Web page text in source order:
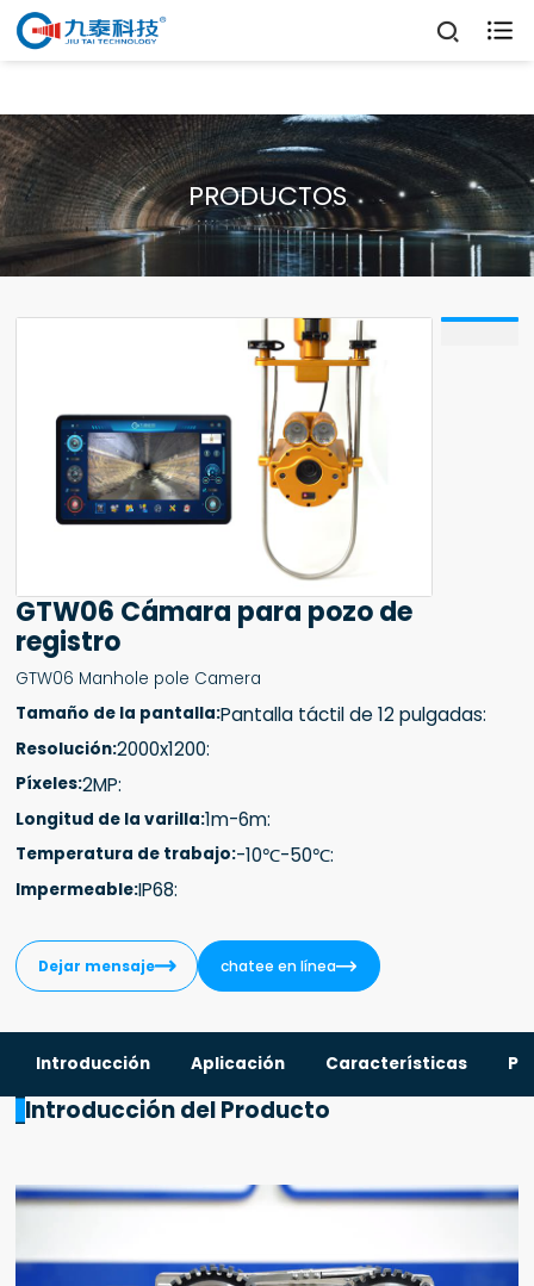

PRODUCTOS
GTW06 Cámara para pozo de
registro
GTW06 Manhole pole Camera
Tamaño de la pantalla:Pantalla táctil de 12 pulgadas:
Resolución:2000x1200:
Píxeles:2MP:
Longitud de la varilla:1m-6m:
Temperatura de trabajo:-10℃-50℃:
Impermeable:IP68:
Dejar mensaje chatee en línea
Introducción Aplicación Características
Introducción del Producto